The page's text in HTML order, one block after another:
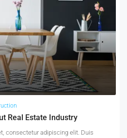
Real Estate Industry
consectetur adipiscing elit. Duis